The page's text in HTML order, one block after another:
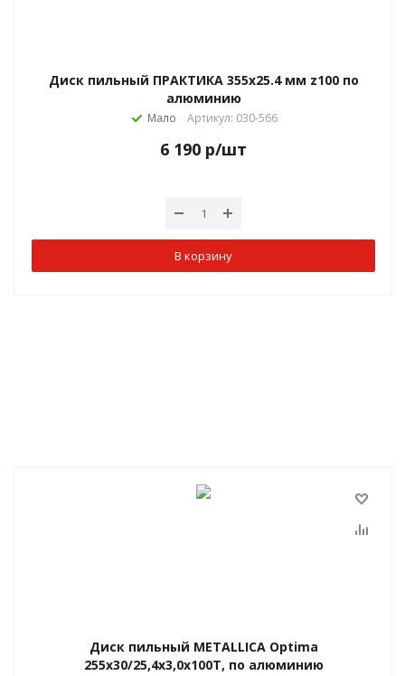
Диск пильный ПРАКТИКА 355х25.4 мм z100 по
алюминию
Мало Артикул: 030-566
6 190 р/шт
В корзину
Диск пильный METALLICA Optima
255х30/25,4х3,0х100Т, по алюминию